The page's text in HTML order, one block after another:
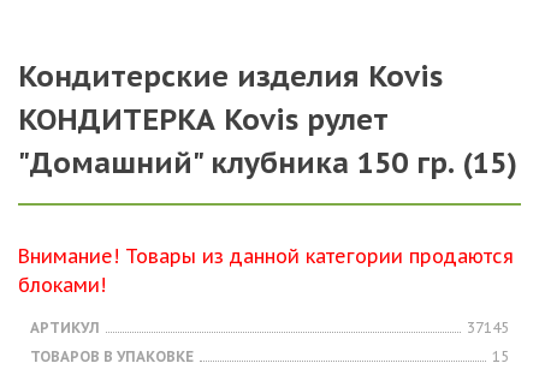
Кондитерские изделия Kovis
КОНДИТЕРКА Kovis рулет
"Домашний" клубника 150 гр. (15)
Внимание! Товары из данной категории продаются
блоками!
АРТИКУЛ
37145
ТОВАРОВ В УПАКОВКЕ
15